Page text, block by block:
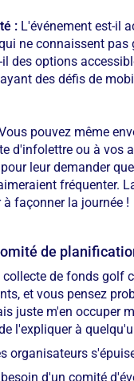
: L'événement est-il
ne connaissent pas
des options
des défis de
pouvez même
d'infolettre ou à vos
leur demander
fréquenter.
façonner la journée !
de
collecte de fonds golf
et vous pensez
juste m'en occuper
l'expliquer à
organisateurs
d'un comité